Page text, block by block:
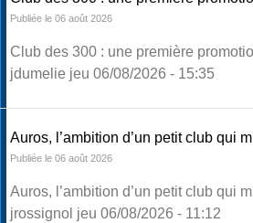
Publiée le 06 août 2026
Club des 300 : une première
jdumelie jeu 06/08/2026 - 15:35
Auros, l’ambition d’un petit club qui
Publiée le 06 août 2026
Auros, l’ambition d’un petit club qui
jrossignol jeu 06/08/2026 - 11:12